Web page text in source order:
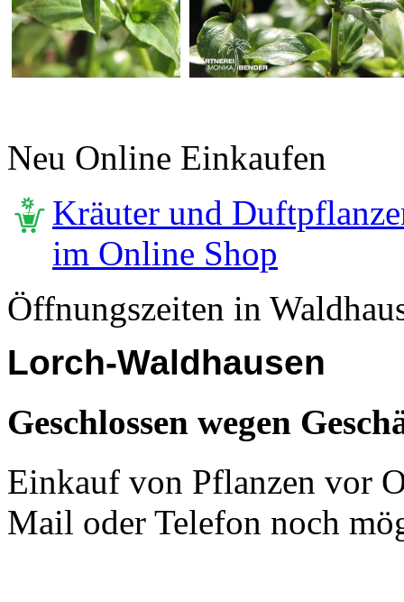
Neu Online Einkaufen
Kräuter und
im Online Shop
Öffnungszeiten in
Lorch-Waldhausen
Geschlossen wegen
Einkauf von Pflanzen vor
Mail oder Telefon noch